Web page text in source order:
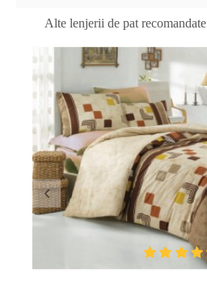
Alte lenjerii de pat recomandate